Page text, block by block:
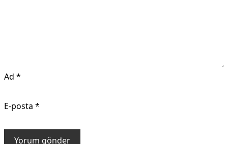
Ad *
E-posta *